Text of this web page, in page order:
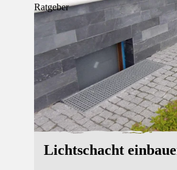
Ratgeber
Lichtschacht